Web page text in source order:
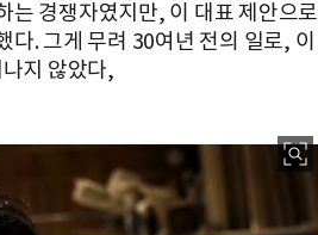
는 경쟁자였지만, 이 대표 제안으로
. 그게 무려 30여년 전의 일로, 이
지 않았다,